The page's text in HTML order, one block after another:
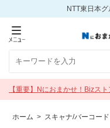
NTT東日本
【重要】Nにおまかせ！Bizス
年9月30日 17:00）
ホーム > スキャナ/バーコー